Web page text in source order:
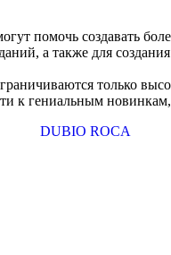
помочь создавать
а также для
только
к гениальным